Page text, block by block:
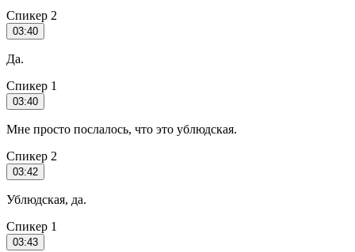
Спикер 2
03:40
Да.
Спикер 1
03:40
Мне просто послалось, что это ублюдская.
Спикер 2
03:42
Ублюдская, да.
Спикер 1
03:43